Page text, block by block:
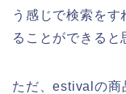
う感じで検索を
ることができると
ただ、estivalの商